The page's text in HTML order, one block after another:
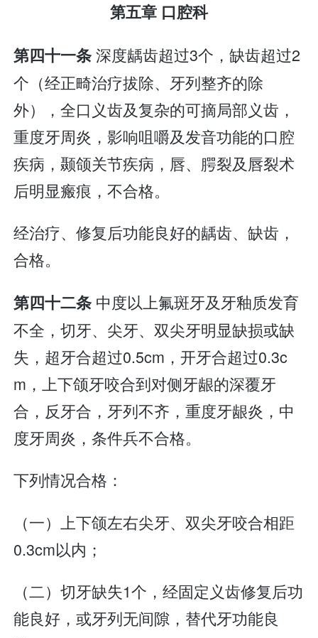
第五章 口腔科
第四十一条深度龋齿超过3个，缺齿超过2
个（经正畸治疗拔除、牙列整齐的除
外），全口义齿及复杂的可摘局部义齿，
重度牙周炎，影响咀嚼及发音功能的口腔
疾病，颞颌关节疾病，唇、腭裂及唇裂术
后明显瘢痕，不合格。
经治疗、修复后功能良好的龋齿、缺齿，
合格。
第四十二条 中度以上氟斑牙及牙釉质发育
不全，切牙、尖牙、双尖牙明显缺损或缺
失，超牙合超过0.5cm，开牙合超过0.3c
m，上下颌牙咬合到对侧牙龈的深覆牙
合，反牙合，牙列不齐，重度牙龈炎，中
度牙周炎，条件兵不合格。
下列情况合格：
（一）上下颌左右尖牙、双尖牙咬合相距
0.3cm以内；
（二）切牙缺失1个，经固定义齿修复后功
能良好，或牙列无间隙，替代牙功能良